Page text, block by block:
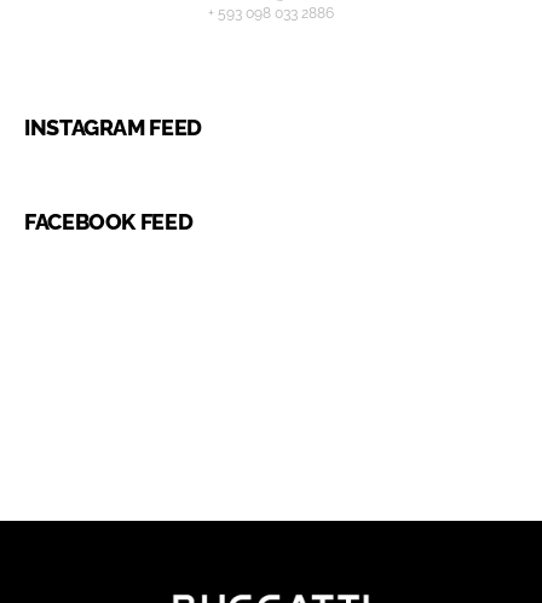
+ 593 098 033 2886
INSTAGRAM FEED
FACEBOOK FEED